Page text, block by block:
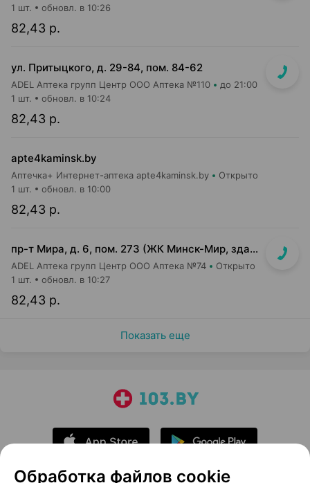
82,43 р.
1 шт. обновл. в 10:26
ул. Притыцкого, д. 29-84, пом. 84-62
ADEL Аптека групп Центр ООО Аптека №110 до 21:00
82,43 р.
1 шт. обновл. в 10:24
apte4kaminsk.by
Аптечка+ Интернет-аптека apte4kaminsk.by Открыто
82,43 р.
1 шт. обновл. в 10:00
пр-т Мира, д. 6, пом. 273 (ЖК Минск-Мир, здание Сочи)
ADEL Аптека групп Центр ООО Аптека №74 Открыто
82,43 р.
1 шт. обновл. в 10:27
Показать еще
Обработка файлов cookie